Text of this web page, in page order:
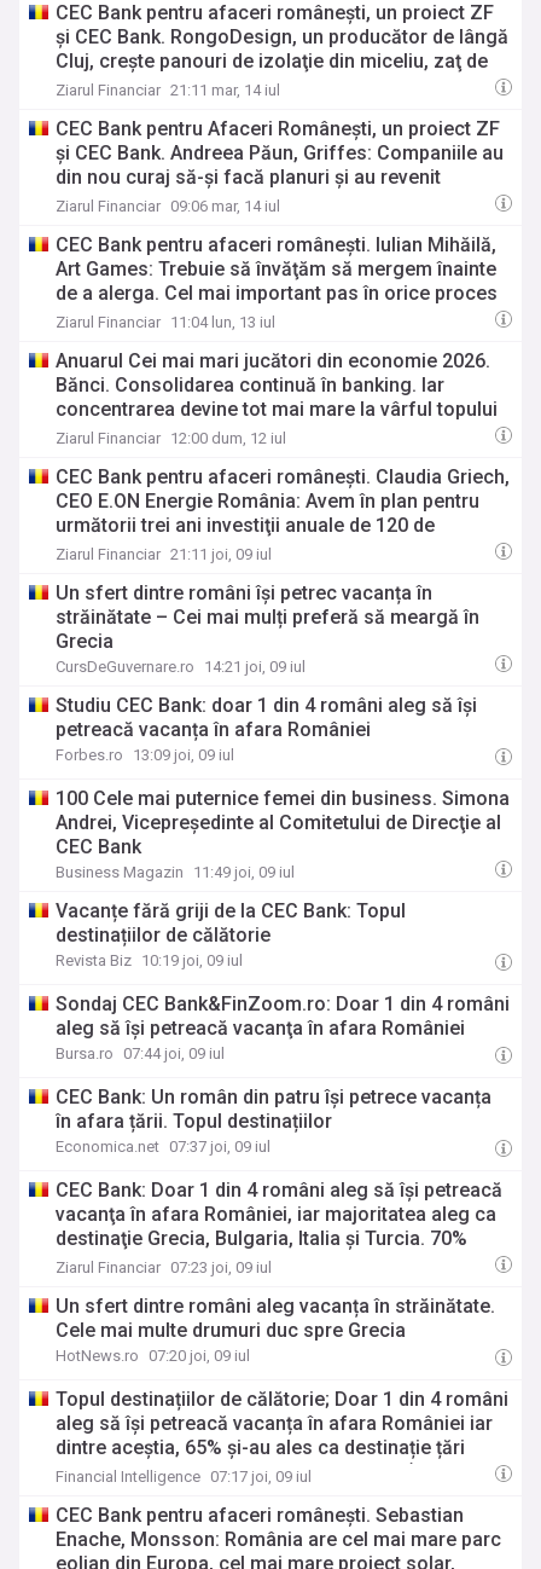
strategice, cât şi pe cele operaţionale, ceea ce
încetineşte dezvoltarea companiilor
CEC Bank pentru afaceri româneşti, un proiect ZF
şi CEC Bank. RongoDesign, un producător de lângă
Cluj, creşte panouri de izolaţie din miceliu, zaţ de
cafea şi reziduuri agricole şi trece la
România se poate face inovare cu aplicabilitate
imediată“
Ziarul Financiar 21:11 mar, 14 iul
CEC Bank pentru Afaceri Româneşti, un proiect ZF
şi CEC Bank. Andreea Păun, Griffes: Companiile au
din nou curaj să-şi facă planuri şi au revenit
preînchirierile, dar după 2029 nu avem în pipeline
Ziarul Financiar 09:06 mar, 14 iul
CEC Bank pentru afaceri româneşti. Iulian Mihăilă,
Art Games: Trebuie să învăţăm să mergem înainte
de a alerga. Cel mai important pas în orice proces
de digitalizare este analiza proceselor
Ziarul Financiar 11:04 lun, 13 iul
Anuarul Cei mai mari jucători din economie 2026.
Bănci. Consolidarea continuă în banking. Iar
concentrarea devine tot mai mare la vârful topului
băncilor mari
Ziarul Financiar 12:00 dum, 12 iul
CEC Bank pentru afaceri româneşti. Claudia Griech,
CEO E.ON Energie România: Avem în plan pentru
următorii trei ani investiţii anuale de 120 de
milioane de euro. Vedem că apare categoria de
cât mai mult din producţie pentru consumul propriu
Ziarul Financiar 21:11 joi, 09 iul
Un sfert dintre români își petrec vacanța în
străinătate – Cei mai mulți preferă să meargă în
Grecia
CursDeGuvernare.ro 14:21 joi, 09 iul
Studiu CEC Bank: doar 1 din 4 români aleg să își
petreacă vacanța în afara României
Forbes.ro 13:09 joi, 09 iul
100 Cele mai puternice femei din business. Simona
Andrei, Vicepreşedinte al Comitetului de Direcţie al
CEC Bank
Business Magazin 11:49 joi, 09 iul
Vacanțe fără griji de la CEC Bank: Topul
destinațiilor de călătorie
Revista Biz 10:19 joi, 09 iul
Sondaj CEC Bank&FinZoom.ro: Doar 1 din 4 români
aleg să îşi petreacă vacanţa în afara României
Bursa.ro 07:44 joi, 09 iul
CEC Bank: Un român din patru își petrece vacanța
în afara țării. Topul destinațiilor
Economica.net 07:37 joi, 09 iul
CEC Bank: Doar 1 din 4 români aleg să îşi petreacă
vacanţa în afara României, iar majoritatea aleg ca
destinaţie Grecia, Bulgaria, Italia şi Turcia. 70%
dintre respondenţi pun bani deoparte pe parcursul
Ziarul Financiar 07:23 joi, 09 iul
Un sfert dintre români aleg vacanța în străinătate.
Cele mai multe drumuri duc spre Grecia
HotNews.ro 07:20 joi, 09 iul
Topul destinațiilor de călătorie; Doar 1 din 4 români
aleg să își petreacă vacanța în afara României iar
dintre aceștia, 65% și-au ales ca destinație țări
precum Grecia, Bulgaria, Italia și Turcia (sondaj
Financial Intelligence 07:17 joi, 09 iul
CEC Bank pentru afaceri româneşti. Sebastian
Enache, Monsson: România are cel mai mare parc
eolian din Europa, cel mai mare proiect solar,